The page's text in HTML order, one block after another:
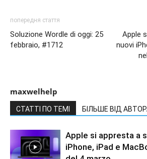
попередня стаття
Soluzione Wordle di oggi: 25
febbraio, #1712
Apple
nuovi
maxwelhelp
СТАТТІ ПО ТЕМІ БІЛЬШЕ ВІД
Apple si appresta a
iPhone, iPad e